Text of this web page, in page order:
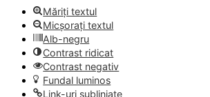
Măriți textul
Micșorați textul
Alb-negru
Contrast ridicat
Contrast negativ
Fundal luminos
Link-uri subliniate